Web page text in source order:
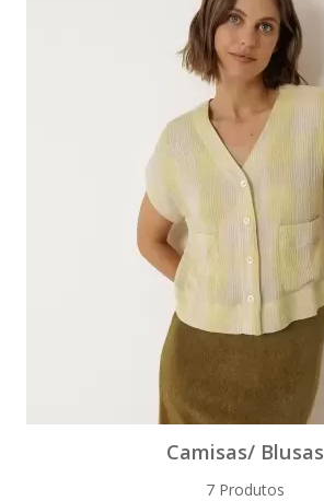
Camisas/ Blusas
7 Produtos